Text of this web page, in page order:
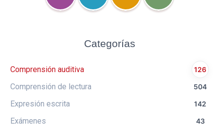
Categorías
Comprensión auditiva 126
Comprensión de lectura 504
Expresión escrita 142
Exámenes 43